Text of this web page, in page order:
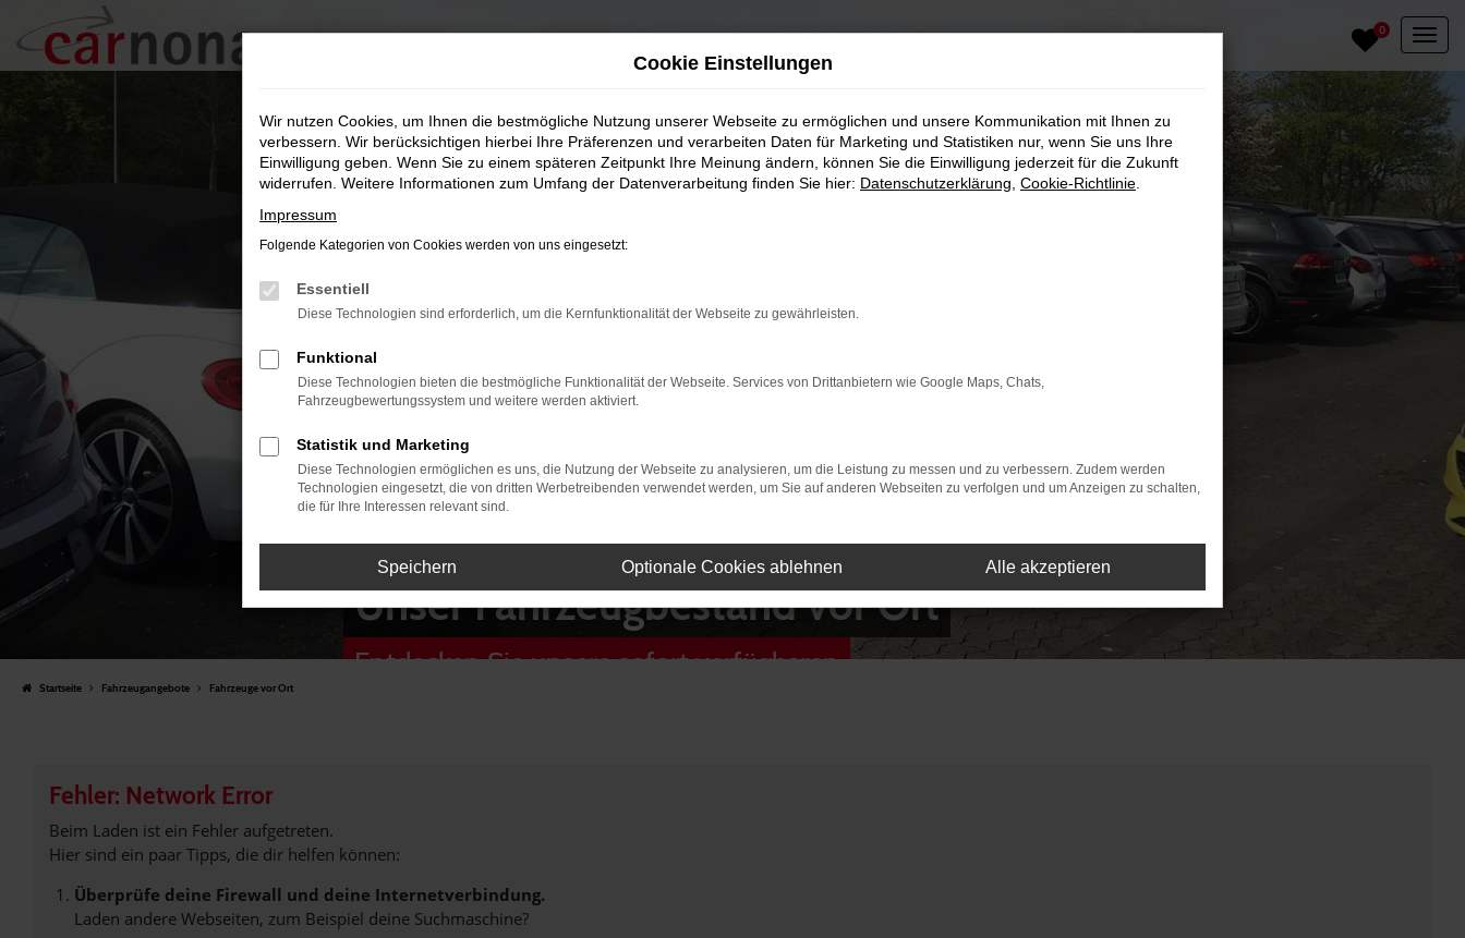
Zum
Hauptinhalt
springen
0
Unser Fahrzeugbestand vor Ort
Entdecken Sie unsere sofort verfügbaren
Startseite Fahrzeugangebote Fahrzeuge vor Ort
Fehler: Network Error
Beim Laden ist ein Fehler aufgetreten.
Hier sind ein paar Tipps, die dir helfen können:
Überprüfe deine Firewall und deine Internetverbindung.
Laden andere Webseiten, zum Beispiel deine Suchmaschine?
Cookie Einstellungen
Wir nutzen Cookies, um Ihnen die bestmögliche Nutzung unserer Webseite zu ermöglichen und unsere Kommunikation mit Ihnen zu
verbessern. Wir berücksichtigen hierbei Ihre Präferenzen und verarbeiten Daten für Marketing und Statistiken nur, wenn Sie uns Ihre
Einwilligung geben. Wenn Sie zu einem späteren Zeitpunkt Ihre Meinung ändern, können Sie die Einwilligung jederzeit für die Zukunft
widerrufen. Weitere Informationen zum Umfang der Datenverarbeitung finden Sie hier: Datenschutzerklärung Cookie-Richtlinie
Impressum
Folgende Kategorien von Cookies werden von uns eingesetzt:
Essentiell
Diese Technologien sind erforderlich, um die Kernfunktionalität der Webseite zu gewährleisten.
Funktional
Diese Technologien bieten die bestmögliche Funktionalität der Webseite. Services von Drittanbietern wie Google Maps, Chats,
Fahrzeugbewertungssystem und weitere werden aktiviert.
Statistik und Marketing
Diese Technologien ermöglichen es uns, die Nutzung der Webseite zu analysieren, um die Leistung zu messen und zu verbessern. Zudem werden
Technologien eingesetzt, die von dritten Werbetreibenden verwendet werden, um Sie auf anderen Webseiten zu verfolgen und um Anzeigen zu schalten,
die für Ihre Interessen relevant sind.
Speichern Optionale Cookies ablehnen Alle akzeptieren